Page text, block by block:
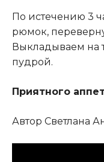
По истечению 3
рюмок,
Выкладываем на
пудрой.
Приятного
Автор Светлана